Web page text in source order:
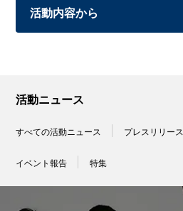
活動ニュース
すべての活動ニュース プレスリリース
イベント報告 特集